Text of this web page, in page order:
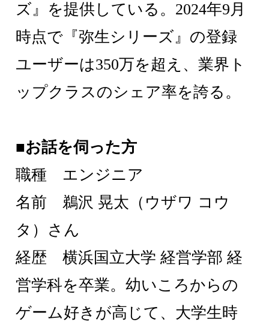
ズ』を提供している。2024年9月
時点で『弥生シリーズ』の登録
ユーザーは350万を超え、業界ト
ップクラスのシェア率を誇る。
■お話を伺った方
職種 エンジニア
名前 鵜沢 晃太（ウザワ コウ
タ）さん
経歴 横浜国立大学 経営学部 経
営学科を卒業。幼いころからの
ゲーム好きが高じて、大学生時